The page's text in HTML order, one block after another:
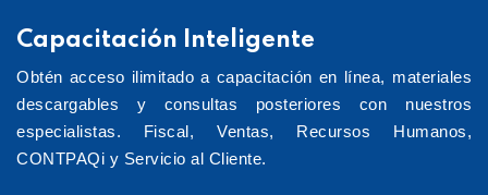
Capacitación Inteligente
Obtén acceso ilimitado a capacitación en línea, materiales
descargables y consultas posteriores con nuestros
especialistas. Fiscal, Ventas, Recursos Humanos,
CONTPAQi y Servicio al Cliente.